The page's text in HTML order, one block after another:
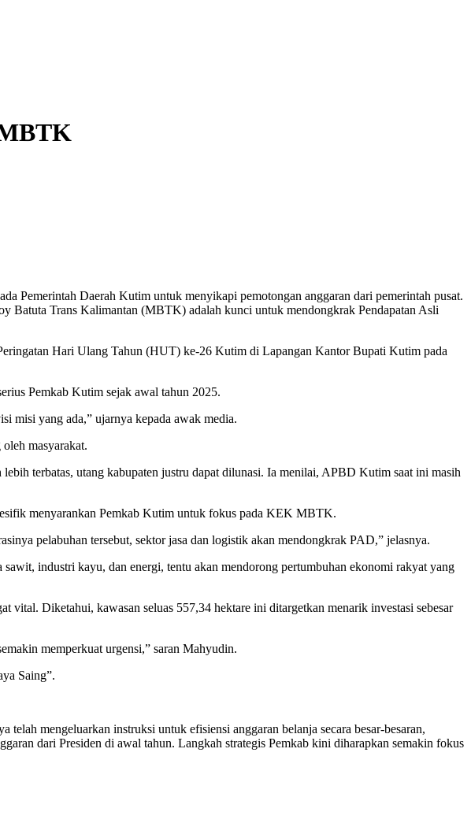
Pemerintah Daerah Kutim untuk menyikapi pemotongan anggaran dari pemerintah pusat.
Batuta Trans Kalimantan (MBTK) adalah kunci untuk mendongkrak Pendapatan Asli
Hari Ulang Tahun (HUT) ke-26 Kutim di Lapangan Kantor Bupati Kutim pada
Pemkab Kutim sejak awal tahun 2025.
misi yang ada,” ujarnya kepada awak media.
masyarakat.
terbatas, utang kabupaten justru dapat dilunasi. Ia menilai, APBD Kutim saat ini masih
menyarankan Pemkab Kutim untuk fokus pada KEK MBTK.
pelabuhan tersebut, sektor jasa dan logistik akan mendongkrak PAD,” jelasnya.
industri kayu, dan energi, tentu akan mendorong pertumbuhan ekonomi rakyat yang
Diketahui, kawasan seluas 557,34 hektare ini ditargetkan menarik investasi sebesar
memperkuat urgensi,” saran Mahyudin.
Saing”.
mengeluarkan instruksi untuk efisiensi anggaran belanja secara besar-besaran,
dari Presiden di awal tahun. Langkah strategis Pemkab kini diharapkan semakin fokus